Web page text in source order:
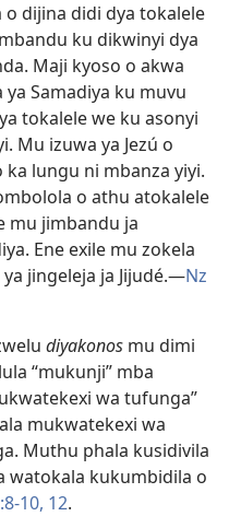
o dijina didi dya tokalele
ku dikwinyi dya
Maji kyoso o akwa
Samadiya ku muvu
tokalele we ku asonyi
Mu izuwa ya Jezú o
lungu ni mbanza yiyi.
o athu atokalele
mu jimbandu ja
Ene exile mu zokela
jingeleja ja Jijudé.—Nz
diyakonos mu dimi
“mukunji” mba
wa tufunga”
mukwatekexi wa
Muthu phala kusidivila
watokala kukumbidila o
10, 12.